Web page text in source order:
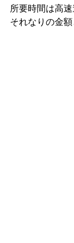
所要時間は高
それなりの金額